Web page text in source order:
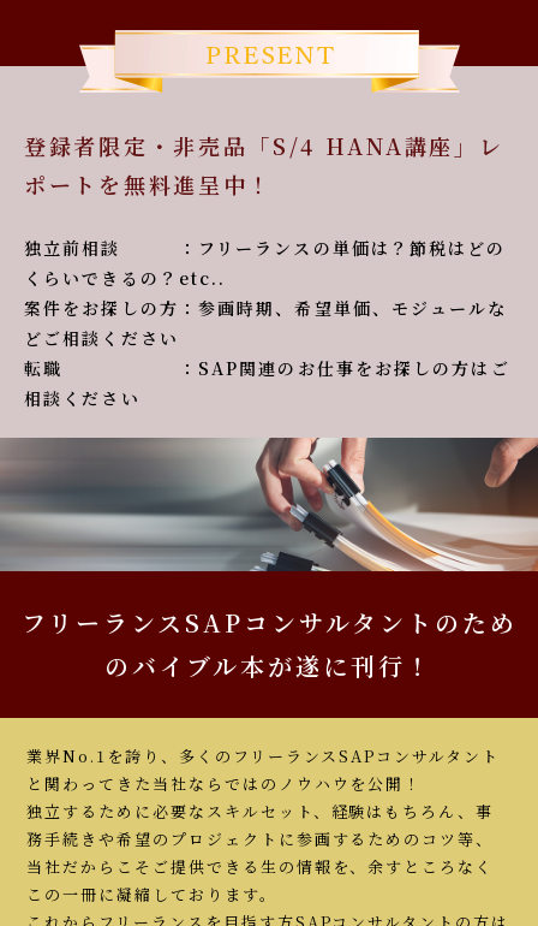
登録者限定・非売品「S/4 HANA講座」レ
ポートを無料進呈中！
独立前相談 ：フリーランスの単価は？節税はどの
くらいできるの？etc..
案件をお探しの方：参画時期、希望単価、モジュールな
どご相談ください
転職 ：SAP関連のお仕事をお探しの方はご
相談ください
フリーランスSAPコンサルタントのため
のバイブル本が遂に刊行！
業界No.1を誇り、多くのフリーランスSAPコンサルタント
と関わってきた当社ならではのノウハウを公開！
独立するために必要なスキルセット、経験はもちろん、事
務手続きや希望のプロジェクトに参画するためのコツ等、
当社だからこそご提供できる生の情報を、余すところなく
この一冊に凝縮しております。
これからフリーランスを目指す方SAPコンサルタントの方は